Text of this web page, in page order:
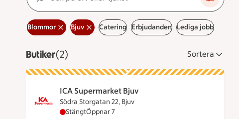
Blommor Bjuv Catering Erbjudanden Lediga jobb
ButikerVisar 2 stycken
(2) Sortera
ICA Supermarket Bjuv
Södra Storgatan 22, Bjuv
ICA Supermarket Bjuv har stängt, öppnar klockan 7
StängtÖppnar 7